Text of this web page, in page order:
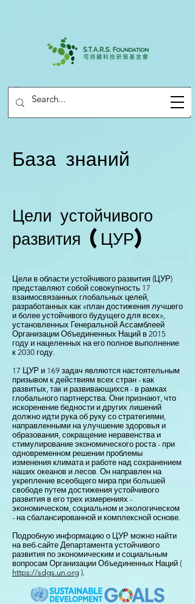
База знаний
Цели устойчивого
развития (ЦУР)
Цели в области устойчивого развития (ЦУР)
представляют собой совокупность 17
взаимосвязанных глобальных целей,
разработанных как «план достижения лучшего
и более устойчивого будущего для всех»,
установленных Генеральной Ассамблеей
Организации Объединенных Наций в 2015
году и нацеленных на его полное выполнение
к 2030 году.
17 ЦУР и 169 задач являются настоятельным
призывом к действиям всех стран - как
развитых, так и развивающихся - в рамках
глобального партнерства. Они признают, что
искоренение бедности и других лишений
должно идти рука об руку со стратегиями,
направленными на улучшение здоровья и
образования, сокращение неравенства и
стимулирование экономического роста - при
одновременном решении проблемы
изменения климата и работе над сохранением
наших океанов и лесов. Он направлен на
укрепление всеобщего мира при большей
свободе путем достижения устойчивого
развития в его трех измерениях -
экономическом, социальном и экологическом
- на сбалансированной и комплексной основе.
Подробную информацию о ЦУР можно найти
на веб-сайте Департамента устойчивого
развития по экономическим и социальным
вопросам Организации Объединенных Наций (
https://sdgs.un.org ).